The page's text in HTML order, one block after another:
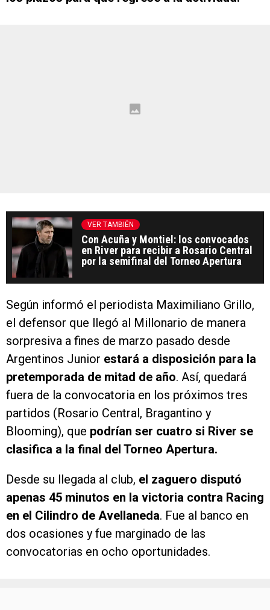
VER TAMBIÉN
Con Acuña y Montiel: los convocados
en River para recibir a Rosario Central
por la semifinal del Torneo Apertura
Según informó el periodista Maximiliano Grillo,
el defensor que llegó al Millonario de manera
sorpresiva a fines de marzo pasado desde
Argentinos Junior estará a disposición para la
pretemporada de mitad de año. Así, quedará
fuera de la convocatoria en los próximos tres
partidos (Rosario Central, Bragantino y
Blooming), que podrían ser cuatro si River se
clasifica a la final del Torneo Apertura.
Desde su llegada al club, el zaguero disputó
apenas 45 minutos en la victoria contra Racing
en el Cilindro de Avellaneda. Fue al banco en
dos ocasiones y fue marginado de las
convocatorias en ocho oportunidades.